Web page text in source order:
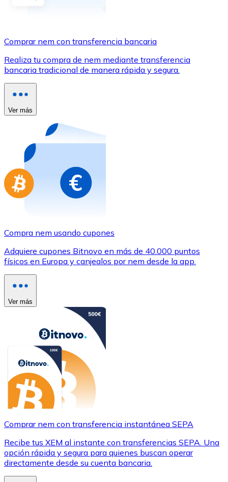
Utiliza tarjetas Visa y Mastercard para comprar
Comprar con tarjeta
Compra tarjetas regalo de tus marcas favoritas con
Ir a la tienda de tarjetas regalo
Comprar nem con transferencia bancaria
Realiza tu compra de nem mediante transferencia
bancaria tradicional de manera rápida y segura.
Ver más
Compra nem usando cupones
Adquiere cupones Bitnovo en más de 40.000 puntos
físicos en Europa y canjealos por nem desde la app.
Ver más
Comprar nem con transferencia instantánea SEPA
Recibe tus XEM al instante con transferencias SEPA. Una
opción rápida y segura para quienes buscan operar
directamente desde su cuenta bancaria.